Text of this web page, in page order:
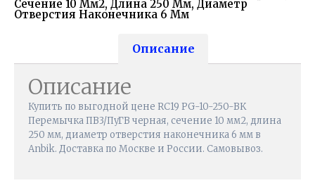
Сечение 10 Мм2, Длина 250 Мм, Диаметр
Отверстия Наконечника 6 Мм
Описание
Описание
Купить по выгодной цене RC19 PG-10-250-BK
Перемычка ПВ3/ПуГВ черная, сечение 10 мм2, длина
250 мм, диаметр отверстия наконечника 6 мм в
Anbik. Доставка по Москве и России. Самовывоз.